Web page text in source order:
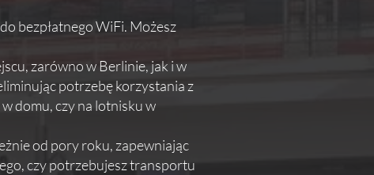
bezpłatnego WiFi. Możesz
zarówno w Berlinie, jak i w
potrzebę korzystania z
domu, czy na lotnisku w
od pory roku, zapewniając
czy potrzebujesz transportu